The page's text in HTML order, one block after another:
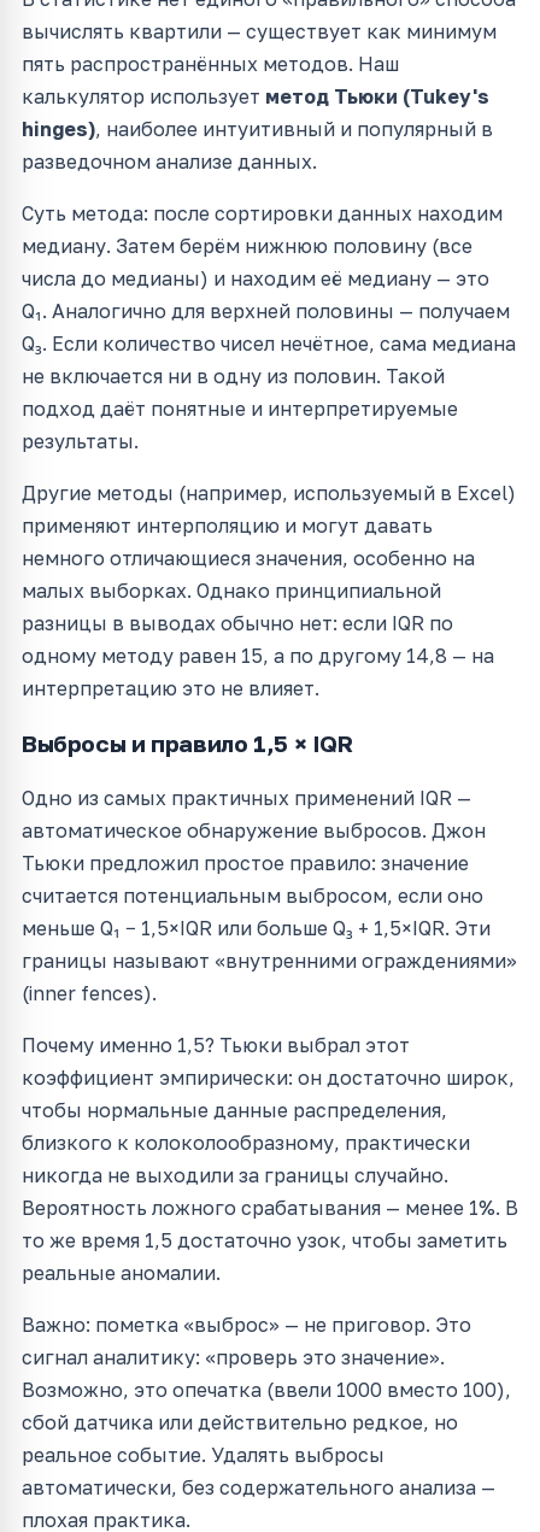
вычислять квартили — существует как минимум
пять распространённых методов. Наш
калькулятор использует метод Тьюки (Tukey's
hinges), наиболее интуитивный и популярный в
разведочном анализе данных.
Суть метода: после сортировки данных находим
медиану. Затем берём нижнюю половину (все
числа до медианы) и находим её медиану — это
Q₁. Аналогично для верхней половины — получаем
Q₃. Если количество чисел нечётное, сама медиана
не включается ни в одну из половин. Такой
подход даёт понятные и интерпретируемые
результаты.
Другие методы (например, используемый в Excel)
применяют интерполяцию и могут давать
немного отличающиеся значения, особенно на
малых выборках. Однако принципиальной
разницы в выводах обычно нет: если IQR по
одному методу равен 15, а по другому 14,8 — на
интерпретацию это не влияет.
Выбросы и правило 1,5 × IQR
Одно из самых практичных применений IQR —
автоматическое обнаружение выбросов. Джон
Тьюки предложил простое правило: значение
считается потенциальным выбросом, если оно
меньше Q₁ − 1,5×IQR или больше Q₃ + 1,5×IQR. Эти
границы называют «внутренними ограждениями»
(inner fences).
Почему именно 1,5? Тьюки выбрал этот
коэффициент эмпирически: он достаточно широк,
чтобы нормальные данные распределения,
близкого к колоколообразному, практически
никогда не выходили за границы случайно.
Вероятность ложного срабатывания — менее 1%. В
то же время 1,5 достаточно узок, чтобы заметить
реальные аномалии.
Важно: пометка «выброс» — не приговор. Это
сигнал аналитику: «проверь это значение».
Возможно, это опечатка (ввели 1000 вместо 100),
сбой датчика или действительно редкое, но
реальное событие. Удалять выбросы
автоматически, без содержательного анализа —
плохая практика.